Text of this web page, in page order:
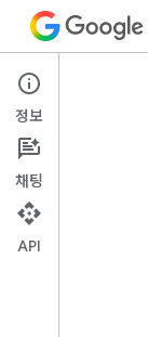
Google Chat
개요
정보
채팅
API